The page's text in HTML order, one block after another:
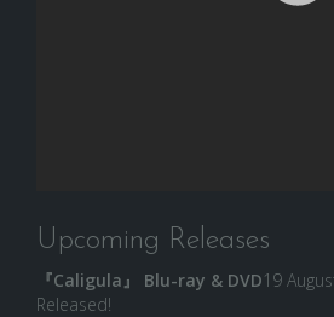
Upcoming Releases
『Caligula』 Blu-ray & DVD19
Released!